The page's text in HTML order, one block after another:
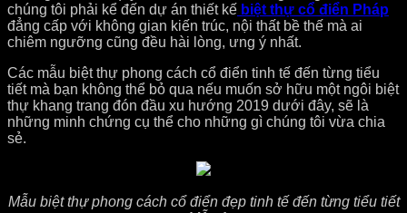
chúng tôi phải kể đến dự án thiết kế biệt thự cổ điển Pháp
đẳng cấp với không gian kiến trúc, nội thất bề thế mà ai
chiêm ngưỡng cũng đều hài lòng, ưng ý nhất.
Các mẫu biệt thự phong cách cổ điển tinh tế đến từng tiểu
tiết mà bạn không thể bỏ qua nếu muốn sở hữu một ngôi biệt
thự khang trang đón đầu xu hướng 2019 dưới đây, sẽ là
những minh chứng cụ thể cho những gì chúng tôi vừa chia
sẻ.
Mẫu biệt thự phong cách cổ điển đẹp tinh tế đến từng tiểu tiết